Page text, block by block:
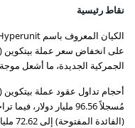
نقاط رئيسية
الجمركية الجديدة، ما أشعل موجة تصفية
مُسجلاً 96.56 مليار